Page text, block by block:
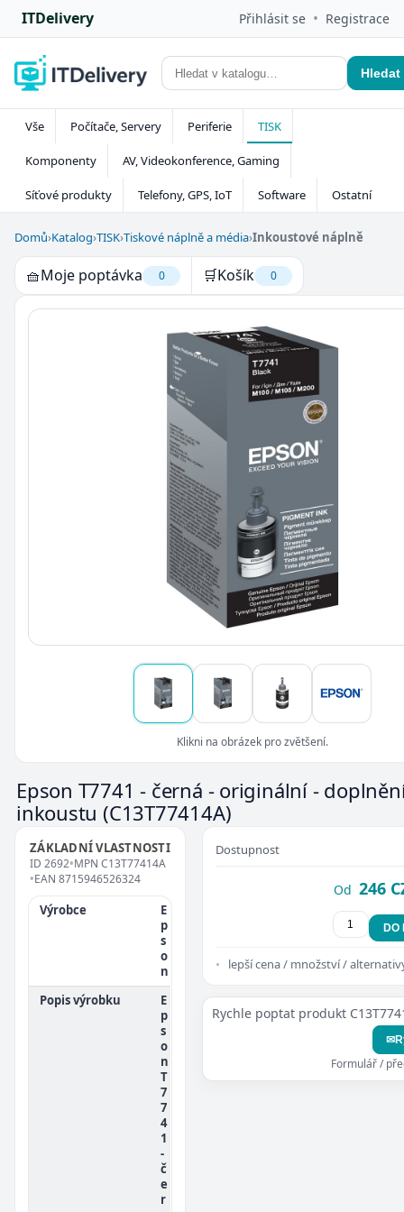
ITDelivery Přihlásit se • Registrace
Hledat
Vše Počítače, Servery Periferie TISK
Komponenty AV, Videokonference, Gaming
Síťové produkty Telefony, GPS, IoT Software Ostatní
Domů›Katalog›TISK›Tiskové náplně a média›Inkoustové náplně
🧺Moje poptávka 0 🛒Košík 0
Klikni na obrázek pro zvětšení.
Epson T7741 - černá - originální -
inkoustu(C13T77414A)
ZÁKLADNÍ VLASTNOSTI
ID 2692•MPN C13T77414A
•EAN 8715946526324
Výrobce
E
p
s
o
n
Popis výrobku
E
p
s
o
n
T
7
7
4
1
-
č
e
r
Dostupnost
Od 246
DO
lepší cena / množství /
Rychle poptat produkt
✉
Formulář /